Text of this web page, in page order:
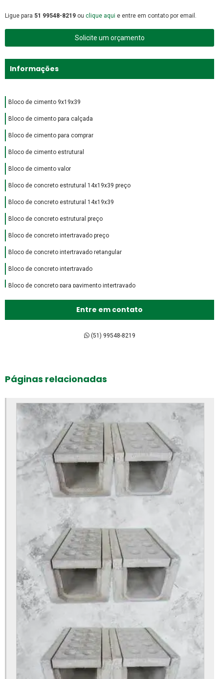
Ligue para 51 99548-8219 ou clique aqui e entre em contato por email.
Solicite um orçamento
Informações
Bloco de cimento 9x19x39
Bloco de cimento para calçada
Bloco de cimento para comprar
Bloco de cimento estrutural
Bloco de cimento valor
Bloco de concreto estrutural 14x19x39 preço
Bloco de concreto estrutural 14x19x39
Bloco de concreto estrutural preço
Bloco de concreto intertravado preço
Bloco de concreto intertravado retangular
Bloco de concreto intertravado
Bloco de concreto para pavimento intertravado
Bloco de encaixe de concreto
Bloco intertravado de concreto preço
Bloco intertravado de concreto
Bloco intertravado retangular
Bloco intertravado
Blocos para calçada preço
Blocos para calçada
Blocos para calçamento
Blocos de concreto 14x19x39 fábrica
Blocos de concreto 14x19x39 preço
Blocos de concreto para calçada
Blocos de concreto para calçamento
Blocos de concreto rs preço
Blocos de concreto valor
Bloquete para calçada preço
Bloquete para calçada
Bloquete para calçamento
Bloquete de cimento para calçada
Bloquete de concreto para calçada
Bloquete intertravado de concreto
Entre em contato
(51) 99548-8219
Páginas relacionadas